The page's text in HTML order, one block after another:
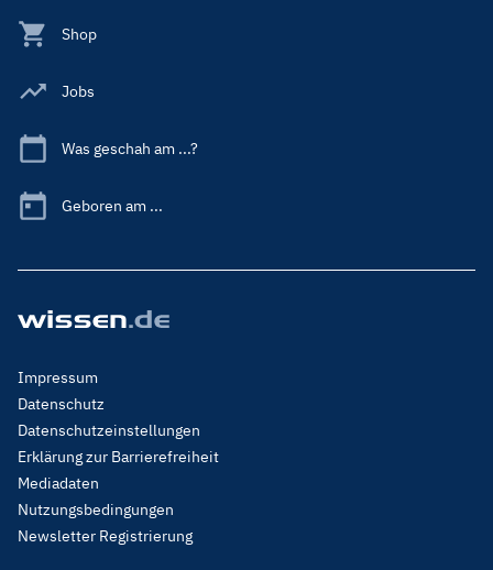
Shop
Jobs
Was geschah am ...?
Geboren am ...
Footer
Menu
Legal
Impressum
Datenschutz
Datenschutzeinstellungen
Erklärung zur Barrierefreiheit
Mediadaten
Nutzungsbedingungen
Newsletter Registrierung